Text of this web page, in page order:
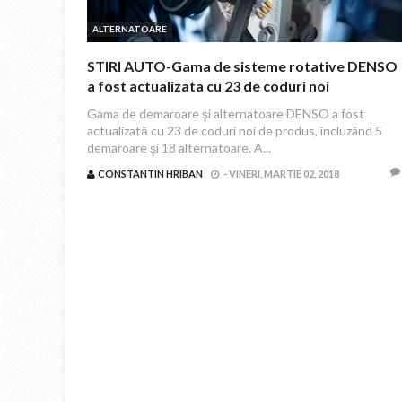
ALTERNATOARE
STIRI AUTO-Gama de sisteme rotative DENSO
a fost actualizata cu 23 de coduri noi
Gama de demaroare şi alternatoare DENSO a fost
actualizată cu 23 de coduri noi de produs, încluzând 5
demaroare şi 18 alternatoare. A...
CONSTANTIN HRIBAN -VINERI, MARTIE 02, 2018